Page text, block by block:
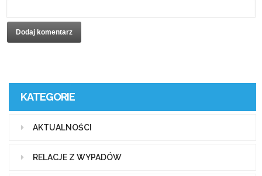
KATEGORIE
AKTUALNOŚCI
RELACJE Z WYPADÓW